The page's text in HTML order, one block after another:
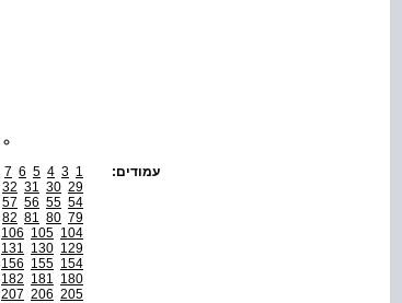
עמודים: 1
3
4
5
6
7
29
30
31
32
54
55
56
57
79
80
81
82
104
105
106
129
130
131
154
155
156
180
181
182
205
206
207